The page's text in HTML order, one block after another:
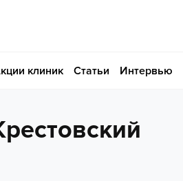
клиник Статьи Интервью